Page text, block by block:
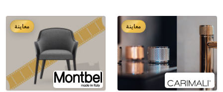
معاينة معاينة